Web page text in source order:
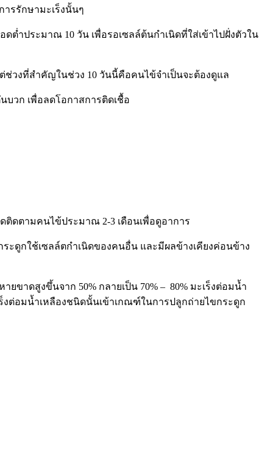
รรักษามะเร็งนั้นๆ
ต่ำประมาณ 10 วัน เพื่อรอเซลล์ต้นกำเนิดที่ใส่เข้าไปฝั่งตัวใน
ช่วงที่สำคัญในช่วง 10 วันนี้คือคนไข้จำเป็นจะต้องดูแล
บวก เพื่อลดโอกาสการติดเชื้อ
ติดตามคนไข้ประมาณ 2-3 เดือนเพื่อดูอาการ
ะดูกใช้เซลล์ตกำเนิดของคนอื่น และมีผลข้างเคียงค่อนข้าง
ายขาดสูงขึ้นจาก 50% กลายเป็น 70% – 80% มะเร็งต่อมน้ำ
ต่อมน้ำเหลืองชนิดนั้นเข้าเกณฑ์ในการปลูกถ่ายไขกระดูก